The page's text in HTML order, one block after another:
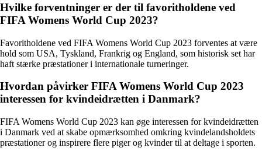
Hvilke forventninger er der til favoritholdene ved
FIFA Womens World Cup 2023?
Favoritholdene ved FIFA Womens World Cup 2023 forventes at være
hold som USA, Tyskland, Frankrig og England, som historisk set har
haft stærke præstationer i internationale turneringer.
Hvordan påvirker FIFA Womens World Cup 2023
interessen for kvindeidrætten i Danmark?
FIFA Womens World Cup 2023 kan øge interessen for kvindeidrætten
i Danmark ved at skabe opmærksomhed omkring kvindelandsholdets
præstationer og inspirere flere piger og kvinder til at deltage i sporten.